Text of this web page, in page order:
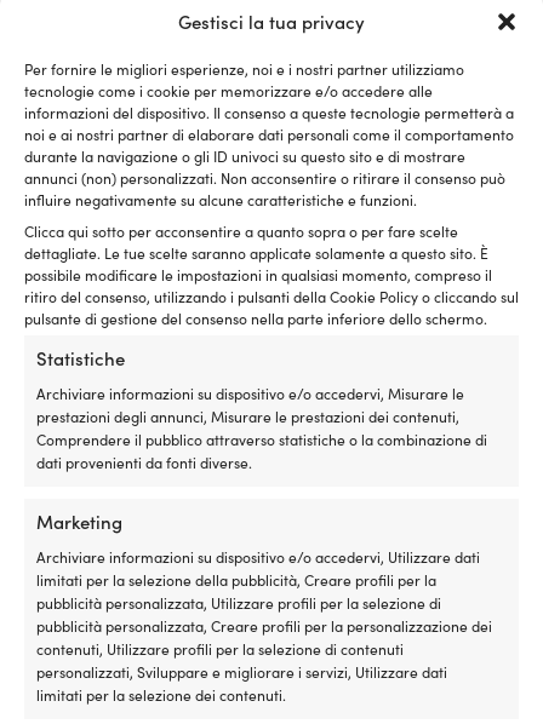
Gestisci la tua privacy
Per fornire le migliori esperienze, noi e i nostri partner utilizziamo
tecnologie come i cookie per memorizzare e/o accedere alle
informazioni del dispositivo. Il consenso a queste tecnologie permetterà a
noi e ai nostri partner di elaborare dati personali come il comportamento
durante la navigazione o gli ID univoci su questo sito e di mostrare
annunci (non) personalizzati. Non acconsentire o ritirare il consenso può
influire negativamente su alcune caratteristiche e funzioni.
Clicca qui sotto per acconsentire a quanto sopra o per fare scelte
dettagliate. Le tue scelte saranno applicate solamente a questo sito. È
possibile modificare le impostazioni in qualsiasi momento, compreso il
ritiro del consenso, utilizzando i pulsanti della Cookie Policy o cliccando sul
pulsante di gestione del consenso nella parte inferiore dello schermo.
Statistiche
Archiviare informazioni su dispositivo e/o accedervi, Misurare le
prestazioni degli annunci, Misurare le prestazioni dei contenuti,
Comprendere il pubblico attraverso statistiche o la combinazione di
dati provenienti da fonti diverse.
Marketing
Archiviare informazioni su dispositivo e/o accedervi, Utilizzare dati
limitati per la selezione della pubblicità, Creare profili per la
pubblicità personalizzata, Utilizzare profili per la selezione di
pubblicità personalizzata, Creare profili per la personalizzazione dei
contenuti, Utilizzare profili per la selezione di contenuti
personalizzati, Sviluppare e migliorare i servizi, Utilizzare dati
limitati per la selezione dei contenuti.
Aiutarti a trovare ciò di cui hai bisogno – affinché la tua
Offrire prodotti di qualità di marchi rinomati – affinché
la tua vita in barca sia più divertente
Offrire consegne incredibilmente rapide e un servizio
straordinario – affinché tu sia più felice
Sembra semplice – e dovrebbe davvero esserlo.
Purtroppo, il mercato degli accessori per barche è un po’
una giungla ed è spesso difficile trovare i giusti consigli,
le giuste informazioni e la giusta conoscenza per
ottenere l’equipaggiamento giusto al momento giusto.
Noi vogliamo cambiare questo.
Garanzia del prezzo
Acquista ora, confronta il prezzo dopo.La nostra
garanzia del prezzo è molto semplice: adeguiamo
il prezzo rispetto a tutti i negozi nel mondo. Puoi
acquistare la tua attrezzatura in tutta tranquillità